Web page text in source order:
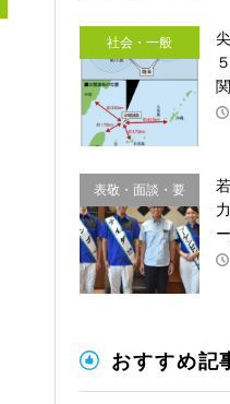
社会・一般
表敬・面談・要
請
おすすめ記